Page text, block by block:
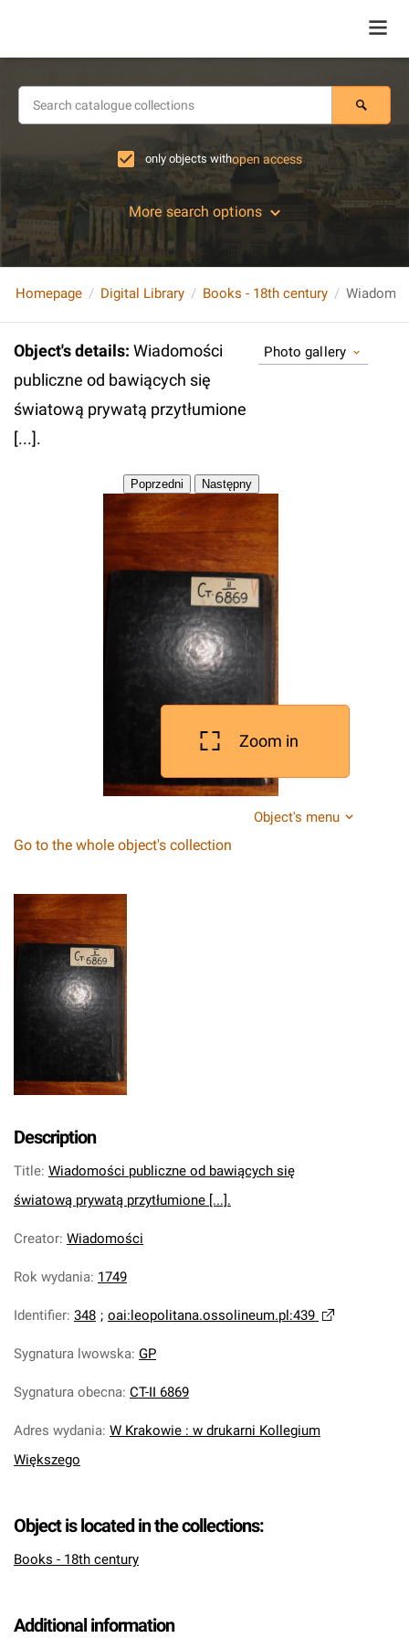
only objects withopen access
More search options
Homepage Digital Library Books - 18th century
Object's details: Wiadomości
publiczne od bawiących się
światową prywatą przytłumione
[...].
Photo gallery
Zoom in
Object's menu
Go to the whole object's collection
Description
Title: Wiadomości publiczne od bawiących się
światową prywatą przytłumione [...].
Creator: Wiadomości
Rok wydania: 1749
Identifier: 348 ; oai:leopolitana.ossolineum.pl:439
Sygnatura lwowska: GP
Sygnatura obecna: CT-II 6869
Adres wydania: W Krakowie : w drukarni Kollegium
Większego
Object is located in the collections:
Books - 18th century
Additional information